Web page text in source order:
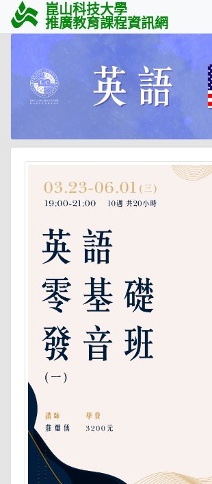
崑山科技大學
推廣教育課程資訊網